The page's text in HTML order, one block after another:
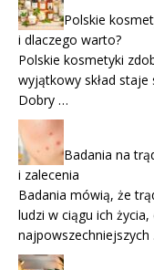
Polskie
i dlaczego warto?
Polskie kosmetyki
wyjątkowy skład
Dobry …
Badania na
i zalecenia
Badania mówią, że
ludzi w ciągu ich
najpowszechniejszych